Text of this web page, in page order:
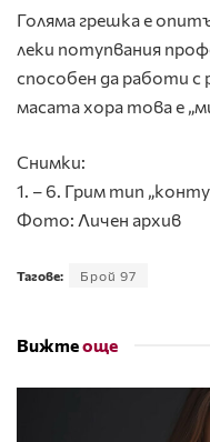
Голяма грешка е
леки потупвания
способен да работи с
масата хора това е
Снимки:
1. – 6. Грим тип
Фото: Личен архив
Тагове: Брой 97
Вижтеоще